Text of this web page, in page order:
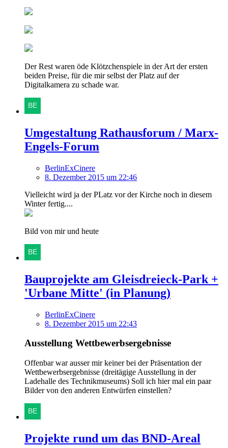
Der Rest waren öde Klötzchenspiele in der Art der ersten
beiden Preise, für die mir selbst der Platz auf der
Digitalkamera zu schade war.
Umgestaltung Rathausforum / Marx-
Engels-Forum
BerlinExCinere
8. Dezember 2015 um 22:46
Vielleicht wird ja der PLatz vor der Kirche noch in diesem
Winter fertig....
Bild von mir und heute
Bauprojekte am Gleisdreieck-Park +
'Urbane Mitte' (in Planung)
BerlinExCinere
8. Dezember 2015 um 22:43
Ausstellung Wettbewerbsergebnisse
Offenbar war ausser mir keiner bei der Präsentation der
Wettbewerbsergebnisse (dreitägige Ausstellung in der
Ladehalle des Technikmuseums) Soll ich hier mal ein paar
Bilder von den anderen Entwürfen einstellen?
Projekte rund um das BND-Areal